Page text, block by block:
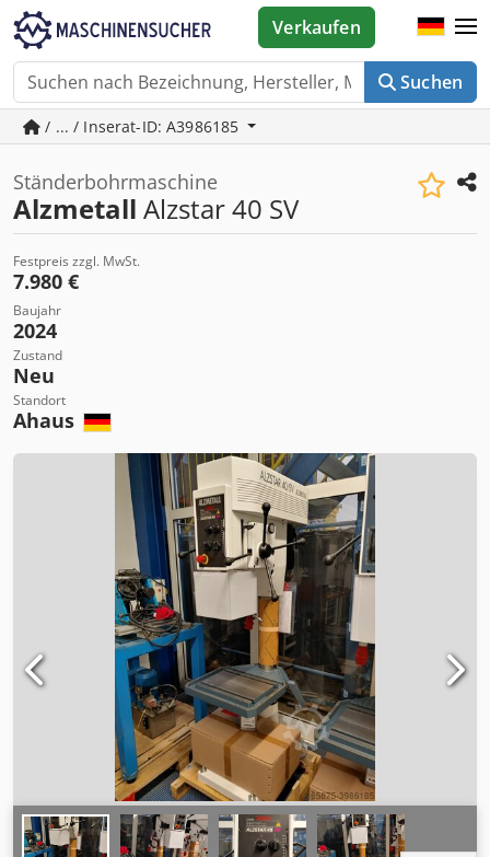
Suchen
Verkaufen
/ ... / Inserat-ID: A3986185
Ständerbohrmaschine
Alzmetall Alzstar 40 SV
Festpreis zzgl. MwSt.
7.980 €
Baujahr
2024
Zustand
Neu
Standort
Ahaus